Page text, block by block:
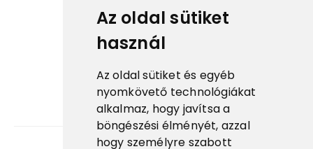
Az oldal sütiket
használ
Az oldal sütiket és egyéb
nyomkövető technológiákat
alkalmaz, hogy javítsa a
böngészési élményét, azzal
hogy személyre szabott
Cookies
ESG
Tanúsítványok
Fontos linkek
Prima fagylalt ↗